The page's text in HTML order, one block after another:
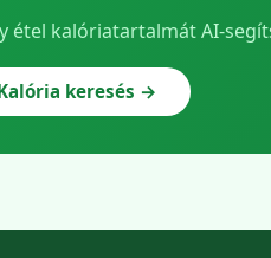
étel kalóriatartalmát AI-
keresés →